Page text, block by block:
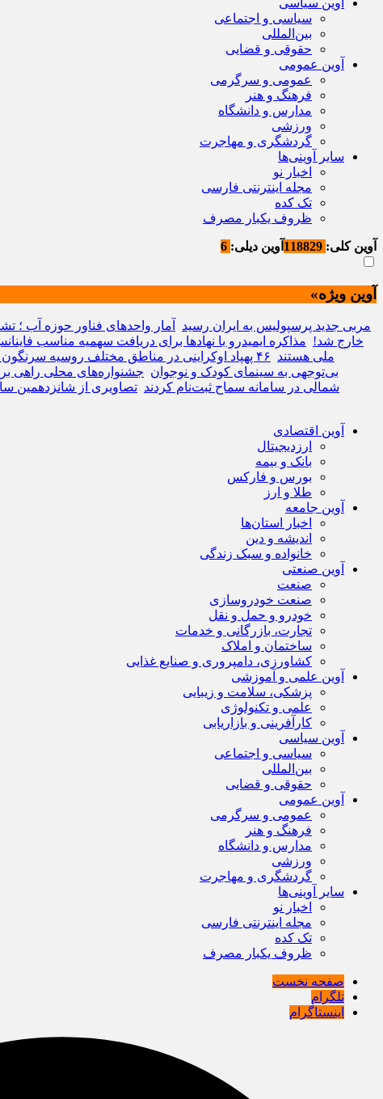
آوین سیاسی
سیاسی و اجتماعی
بین‌المللی
حقوقی و قضایی
آوین عمومی
عمومی و سرگرمی
فرهنگ و هنر
مدارس و دانشگاه
ورزشی
گردشگری و مهاجرت
سایر آوینی‌ها
اخبار نو
مجله اینترنتی فارسی
تک کده
ظروف یکبار مصرف
آوین کلی: آوین دیلی:
آوین ویژه»
مربی جدید پرسپولیس به ایران رسید آمار واحدهای فناور حوزه آب
خارج شد! مذاکره ایمیدرو با نهادها برای دریافت سهمیه مناسب
ملی هستند ۴۶ پهپاد اوکراینی در مناطق مختلف روسیه سرنگون شدند
بی‌توجهی به سینمای کودک و نوجوان جشنواره‌های محلی راهی
شمالی در سامانه سماح ثبت‌نام کردند تصاویری از شانزدهمین
آوین اقتصادی
ارزدیجیتال
بانک و بیمه
بورس و فارکس
طلا و ارز
آوین جامعه
اخبار استان‌ها
اندیشه و دین
خانواده و سبک زندگی
آوین صنعتی
صنعت
صنعت خودروسازی
خودرو و حمل و نقل
تجارت، بازرگانی و خدمات
ساختمان و املاک
کشاورزی، دامپروری و صنایع غذایی
آوین علمی و آموزشی
پزشکی، سلامت و زیبایی
علمی و تکنولوژی
کارآفرینی و بازاریابی
آوین سیاسی
سیاسی و اجتماعی
بین‌المللی
حقوقی و قضایی
آوین عمومی
عمومی و سرگرمی
فرهنگ و هنر
مدارس و دانشگاه
ورزشی
گردشگری و مهاجرت
سایر آوینی‌ها
اخبار نو
مجله اینترنتی فارسی
تک کده
ظروف یکبار مصرف
صفحه نخست
تلگرام
اینستاگرام